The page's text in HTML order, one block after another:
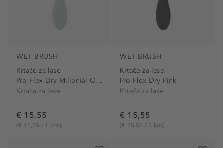
WET BRUSH
Krtače za lase
Pro Flex Dry Millenial Ombre
Krtača za lase
€ 15,55
(€ 15,55 / 1 kos)
WET BRUSH
Krtače za lase
Pro Flex Dry Pink
Krtača za lase
€ 15,55
(€ 15,55 / 1 kos)